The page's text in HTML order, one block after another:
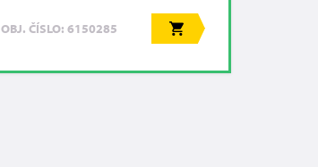
OBJ. ČÍSLO: 6150285